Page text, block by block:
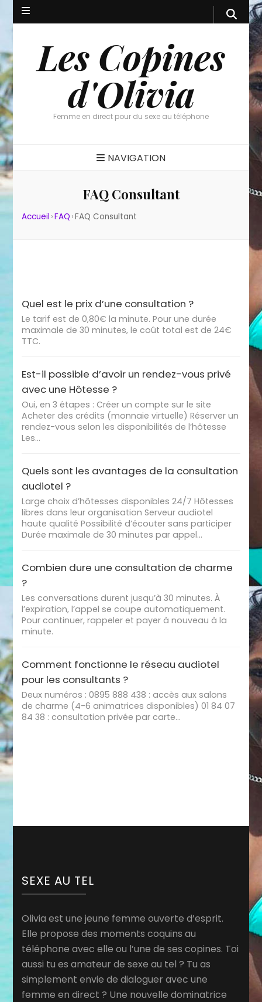
Les Copines
d'Olivia
Femme en direct pour du sexe au téléphone
NAVIGATION
FAQ Consultant
Accueil ›FAQ ›FAQ Consultant
Quel est le prix d’une consultation ?
Le tarif est de 0,80€ la minute. Pour une durée
maximale de 30 minutes, le coût total est de 24€
TTC.
Est-il possible d’avoir un rendez-vous privé
avec une Hôtesse ?
Oui, en 3 étapes : Créer un compte sur le site
Acheter des crédits (monnaie virtuelle) Réserver un
rendez-vous selon les disponibilités de l’hôtesse
Les…
Quels sont les avantages de la consultation
audiotel ?
Large choix d’hôtesses disponibles 24/7 Hôtesses
libres dans leur organisation Serveur audiotel
haute qualité Possibilité d’écouter sans participer
Durée maximale de 30 minutes par appel…
Combien dure une consultation de charme
?
Les conversations durent jusqu’à 30 minutes. À
l’expiration, l’appel se coupe automatiquement.
Pour continuer, rappeler et payer à nouveau à la
minute.
Comment fonctionne le réseau audiotel
pour les consultants ?
Deux numéros : 0895 888 438 : accès aux salons
de charme (4-6 animatrices disponibles) 01 84 07
84 38 : consultation privée par carte…
SEXE AU TEL
Olivia est une jeune femme ouverte d’esprit.
Elle propose des moments coquins au
téléphone avec elle ou l’une de ses copines. Toi
aussi tu es amateur de sexe au tel ? Tu as
simplement envie de dialoguer avec une
femme en direct ? Une nouvelle dominatrice